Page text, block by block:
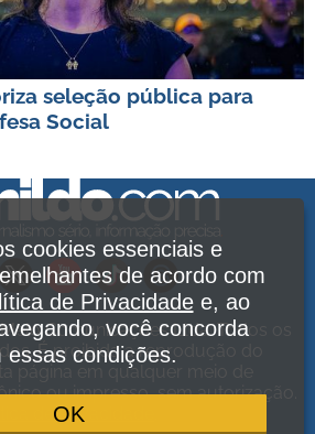
seleção pública para
Social
Comunicações Ltda. Todos os
É proibida a reprodução do
página em qualquer meio de
ou impresso, sem autorização.
de Privacidade
cookies essenciais e
de acordo com
de Privacidadee, ao
você concorda
essas condições.
OK